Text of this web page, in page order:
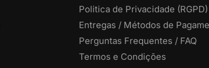
Politica de Privacidade (RGPD)
Entregas / Métodos de
Perguntas Frequentes / FAQ
Termos e Condições